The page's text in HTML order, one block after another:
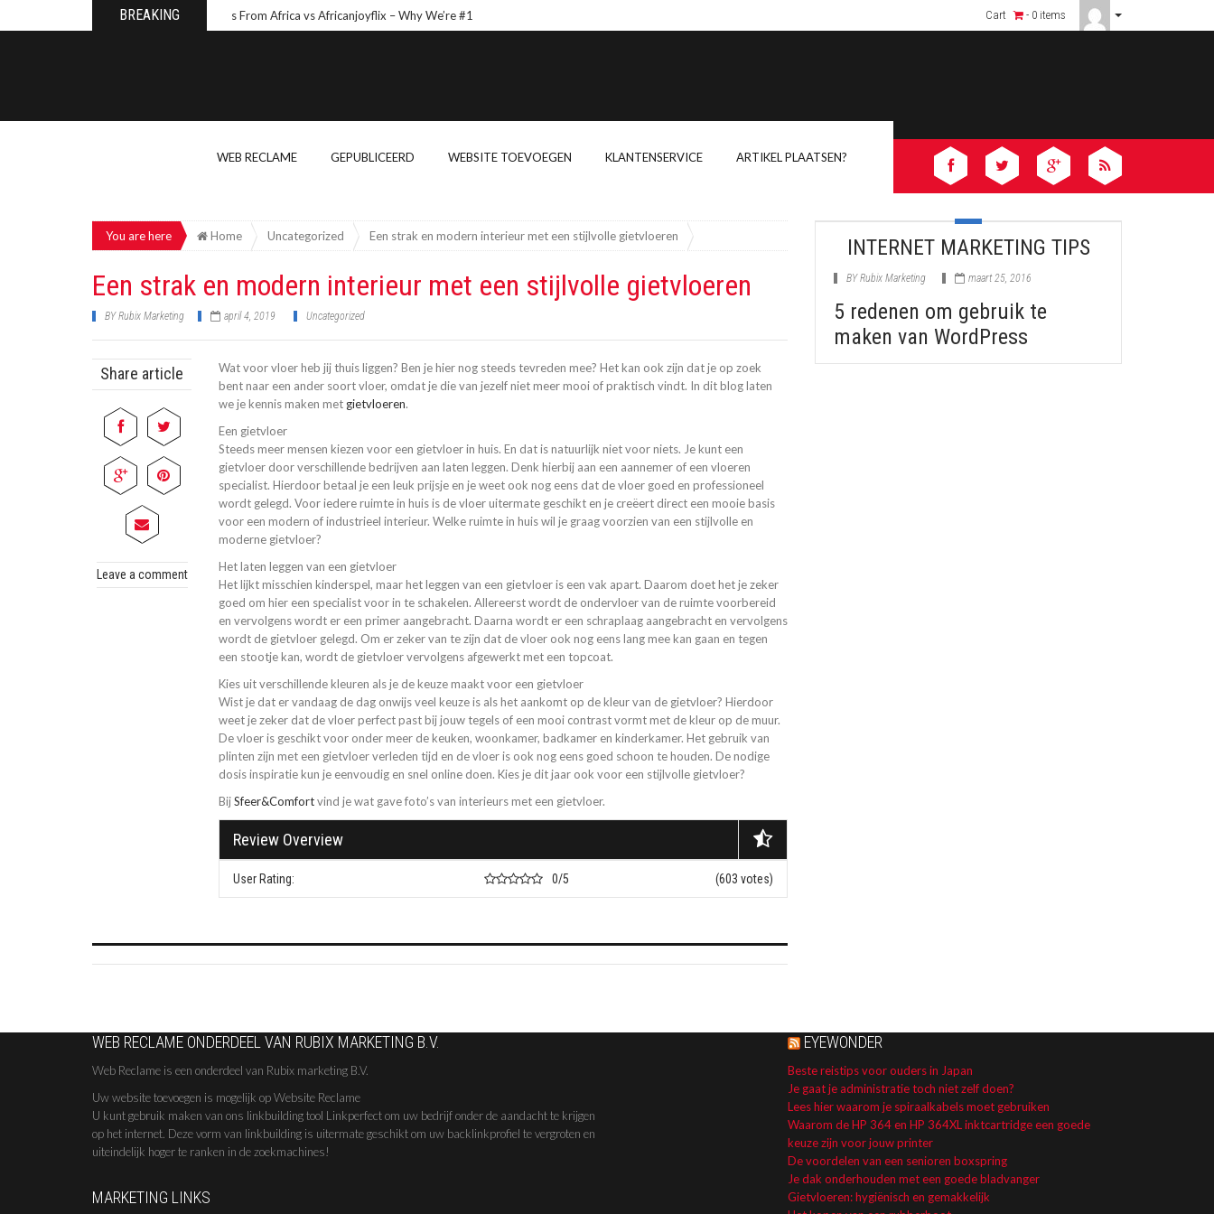
BREAKINGWishes From Africa vs Africanjoyflix – Why We’re #1 Wishes From Africa vs Africanjoyflix – Why We’re #1
Cart - 0 items
WEB RECLAME GEPUBLICEERD WEBSITE TOEVOEGEN KLANTENSERVICE ARTIKEL PLAATSEN?
You are here Home Uncategorized Een strak en modern interieur met een stijlvolle gietvloeren
Een strak en modern interieur met een stijlvolle gietvloeren
BYRubix Marketing april 4, 2019 Uncategorized
Share article
Leave a comment
Wat voor vloer heb jij thuis liggen? Ben je hier nog steeds tevreden mee? Het kan ook zijn dat je op zoek
bent naar een ander soort vloer, omdat je die van jezelf niet meer mooi of praktisch vindt. In dit blog laten
we je kennis maken met gietvloeren.
Een gietvloer
Steeds meer mensen kiezen voor een gietvloer in huis. En dat is natuurlijk niet voor niets. Je kunt een
gietvloer door verschillende bedrijven aan laten leggen. Denk hierbij aan een aannemer of een vloeren
specialist. Hierdoor betaal je een leuk prijsje en je weet ook nog eens dat de vloer goed en professioneel
wordt gelegd. Voor iedere ruimte in huis is de vloer uitermate geschikt en je creëert direct een mooie basis
voor een modern of industrieel interieur. Welke ruimte in huis wil je graag voorzien van een stijlvolle en
moderne gietvloer?
Het laten leggen van een gietvloer
Het lijkt misschien kinderspel, maar het leggen van een gietvloer is een vak apart. Daarom doet het je zeker
goed om hier een specialist voor in te schakelen. Allereerst wordt de ondervloer van de ruimte voorbereid
en vervolgens wordt er een primer aangebracht. Daarna wordt er een schraplaag aangebracht en vervolgens
wordt de gietvloer gelegd. Om er zeker van te zijn dat de vloer ook nog eens lang mee kan gaan en tegen
een stootje kan, wordt de gietvloer vervolgens afgewerkt met een topcoat.
Kies uit verschillende kleuren als je de keuze maakt voor een gietvloer
Wist je dat er vandaag de dag onwijs veel keuze is als het aankomt op de kleur van de gietvloer? Hierdoor
weet je zeker dat de vloer perfect past bij jouw tegels of een mooi contrast vormt met de kleur op de muur.
De vloer is geschikt voor onder meer de keuken, woonkamer, badkamer en kinderkamer. Het gebruik van
plinten zijn met een gietvloer verleden tijd en de vloer is ook nog eens goed schoon te houden. De nodige
dosis inspiratie kun je eenvoudig en snel online doen. Kies je dit jaar ook voor een stijlvolle gietvloer?
BijSfeer&Comfortvind je wat gave foto’s van interieurs met een gietvloer.
Review Overview
User Rating: 0/5 (603 votes)
INTERNET MARKETING TIPS
BYRubix Marketing maart 25, 2016
5 redenen om gebruik te
maken van WordPress
WEB RECLAME ONDERDEEL VAN RUBIX MARKETING B.V.
Web Reclame is een onderdeel van Rubix marketing B.V.
Uw website toevoegen is mogelijk op Website Reclame
U kunt gebruik maken van ons linkbuilding tool Linkperfect om uw bedrijf onder de aandacht te krijgen
op het internet. Deze vorm van linkbuilding is uitermate geschikt om uw backlinkprofiel te vergroten en
uiteindelijk hoger te ranken in de zoekmachines!
MARKETING LINKS
EYEWONDER
Beste reistips voor ouders in Japan
Je gaat je administratie toch niet zelf doen?
Lees hier waarom je spiraalkabels moet gebruiken
Waarom de HP 364 en HP 364XL inktcartridge een goede
keuze zijn voor jouw printer
De voordelen van een senioren boxspring
Je dak onderhouden met een goede bladvanger
Gietvloeren: hygiënisch en gemakkelijk